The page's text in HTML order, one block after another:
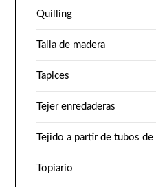
Quilling
Talla de madera
Tapices
Tejer enredaderas
Tejido a partir de tubos
Topiario